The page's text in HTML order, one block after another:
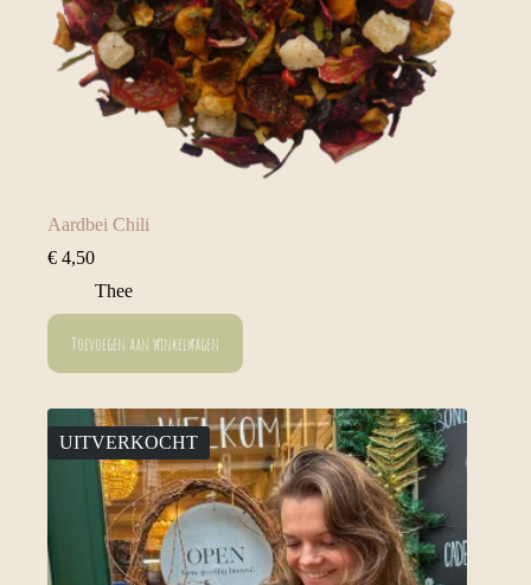
Aardbei Chili
€ 4,50
Thee
Toevoegen aan winkelwagen
UITVERKOCHT